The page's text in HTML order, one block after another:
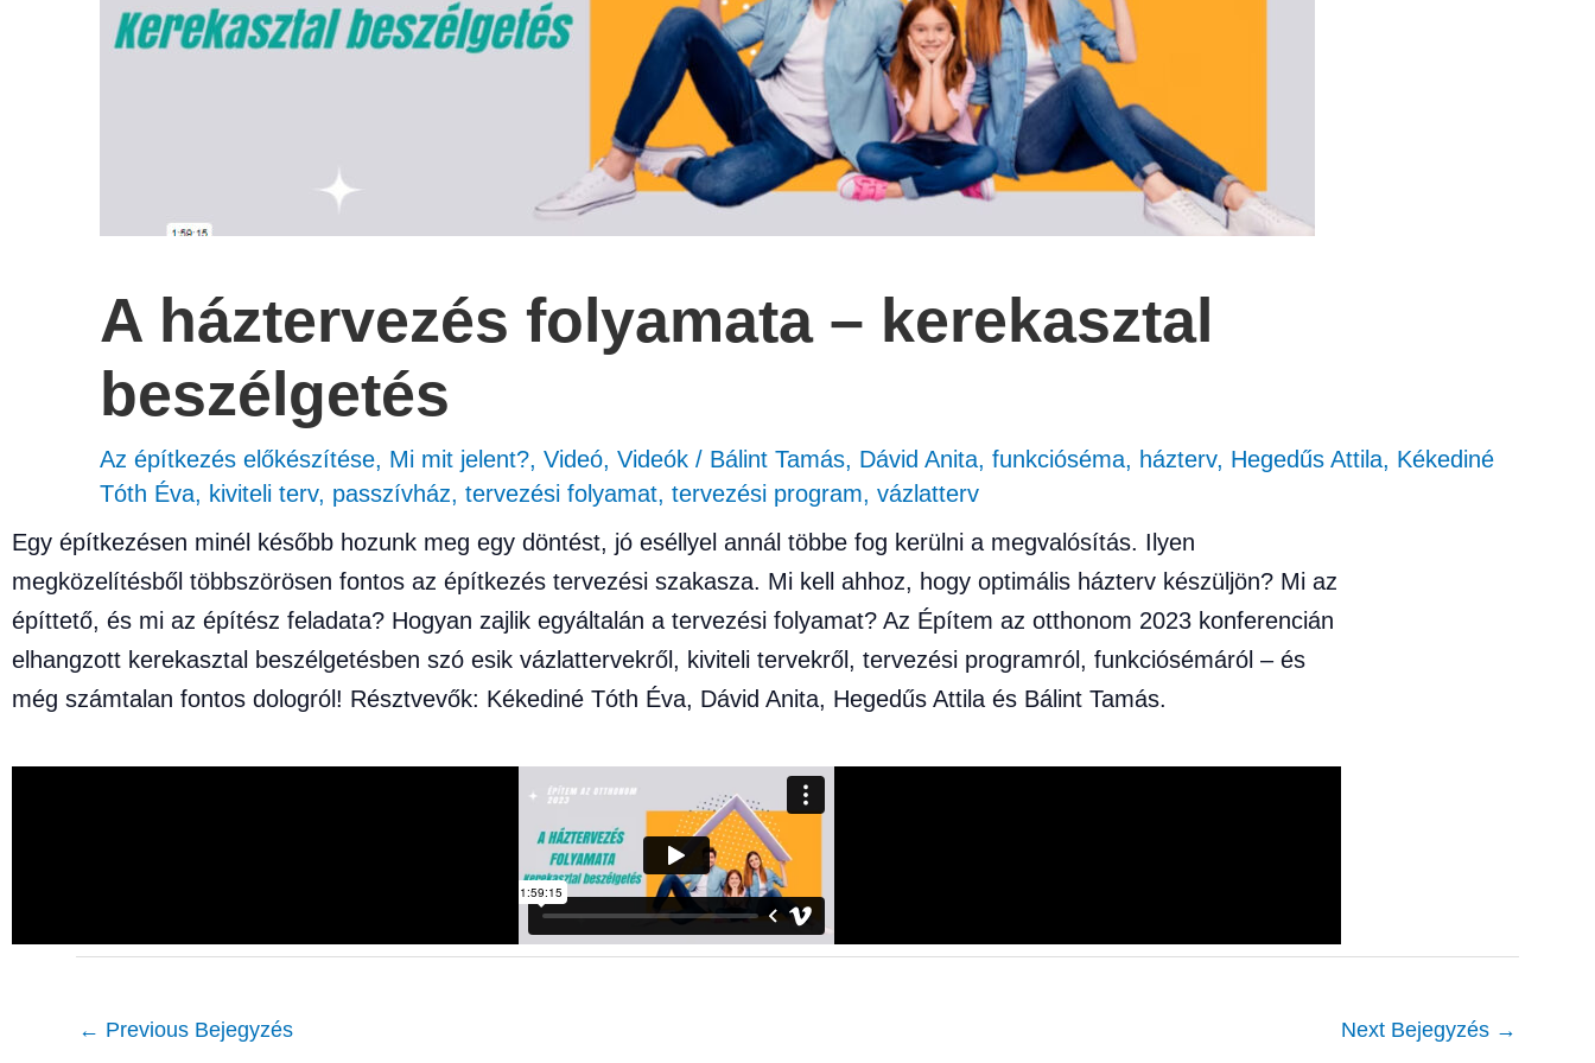
A háztervezés folyamata – kerekasztal
beszélgetés
Az építkezés előkészítése, Mi mit jelent?, Videó, Videók / Bálint Tamás, Dávid Anita, funkcióséma, házterv, Hegedűs Attila, Kékediné
Tóth Éva, kiviteli terv, passzívház, tervezési folyamat, tervezési program, vázlatterv
Egy építkezésen minél később hozunk meg egy döntést, jó eséllyel annál többe fog kerülni a megvalósítás. Ilyen
megközelítésből többszörösen fontos az építkezés tervezési szakasza. Mi kell ahhoz, hogy optimális házterv készüljön? Mi az
építtető, és mi az építész feladata? Hogyan zajlik egyáltalán a tervezési folyamat? Az Építem az otthonom 2023 konferencián
elhangzott kerekasztal beszélgetésben szó esik vázlattervekről, kiviteli tervekről, tervezési programról, funkciósémáról – és
még számtalan fontos dologról! Résztvevők: Kékediné Tóth Éva, Dávid Anita, Hegedűs Attila és Bálint Tamás.
← Previous Bejegyzés Next Bejegyzés →